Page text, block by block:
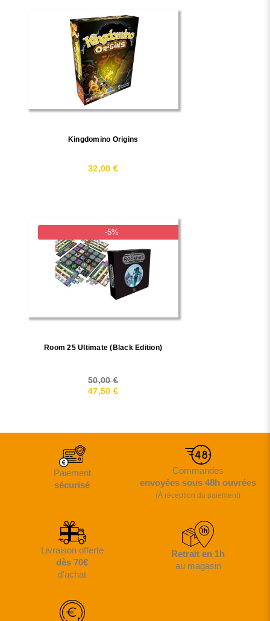
Kingdomino Origins
32,00 €
-5%
Room 25 Ultimate (Black Edition)
50,00 €
47,50 €
Paiement
sécurisé
Commandes
envoyées sous 48h ouvrées
(À réception du paiement)
Livraison offerte
dès 70€
d'achat
Retrait en 1h
au magasin